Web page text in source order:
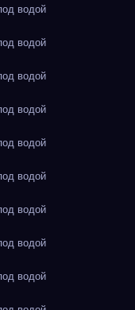
водой
водой
водой
водой
водой
водой
водой
водой
водой